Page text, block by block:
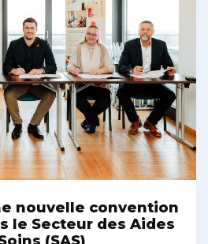
nouvelle convention
le Secteur des Aides